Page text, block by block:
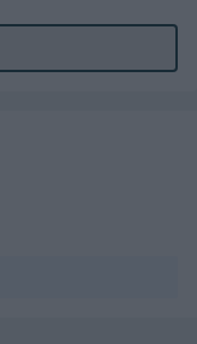
/ Centralna